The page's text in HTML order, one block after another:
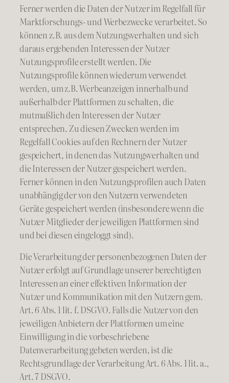
Ferner werden die Daten der Nutzer im Regelfall für
Marktforschungs- und Werbezwecke verarbeitet. So
können z.B. aus dem Nutzungsverhalten und sich
daraus ergebenden Interessen der Nutzer
Nutzungsprofile erstellt werden. Die
Nutzungsprofile können wiederum verwendet
werden, um z.B. Werbeanzeigen innerhalb und
außerhalb der Plattformen zu schalten, die
mutmaßlich den Interessen der Nutzer
entsprechen. Zu diesen Zwecken werden im
Regelfall Cookies auf den Rechnern der Nutzer
gespeichert, in denen das Nutzungsverhalten und
die Interessen der Nutzer gespeichert werden.
Ferner können in den Nutzungsprofilen auch Daten
unabhängig der von den Nutzern verwendeten
Geräte gespeichert werden (insbesondere wenn die
Nutzer Mitglieder der jeweiligen Plattformen sind
und bei diesen eingeloggt sind).
Die Verarbeitung der personenbezogenen Daten der
Nutzer erfolgt auf Grundlage unserer berechtigten
Interessen an einer effektiven Information der
Nutzer und Kommunikation mit den Nutzern gem.
Art. 6 Abs. 1 lit. f. DSGVO. Falls die Nutzer von den
jeweiligen Anbietern der Plattformen um eine
Einwilligung in die vorbeschriebene
Datenverarbeitung gebeten werden, ist die
Rechtsgrundlage der Verarbeitung Art. 6 Abs. 1 lit. a.,
Art. 7 DSGVO.